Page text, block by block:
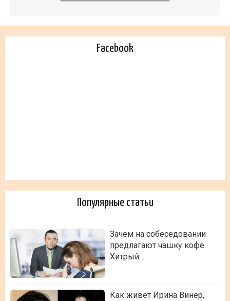
Facebook
Популярные статьи
Зачем на собеседовании
предлагают чашку кофе.
Хитрый…
Как живет Ирина Винер,